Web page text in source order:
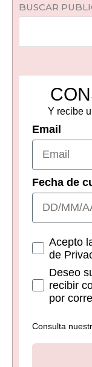
BUSCAR
Y recibe
Email
Fecha de
Acepto
de
Deseo
recibir
por
Consulta